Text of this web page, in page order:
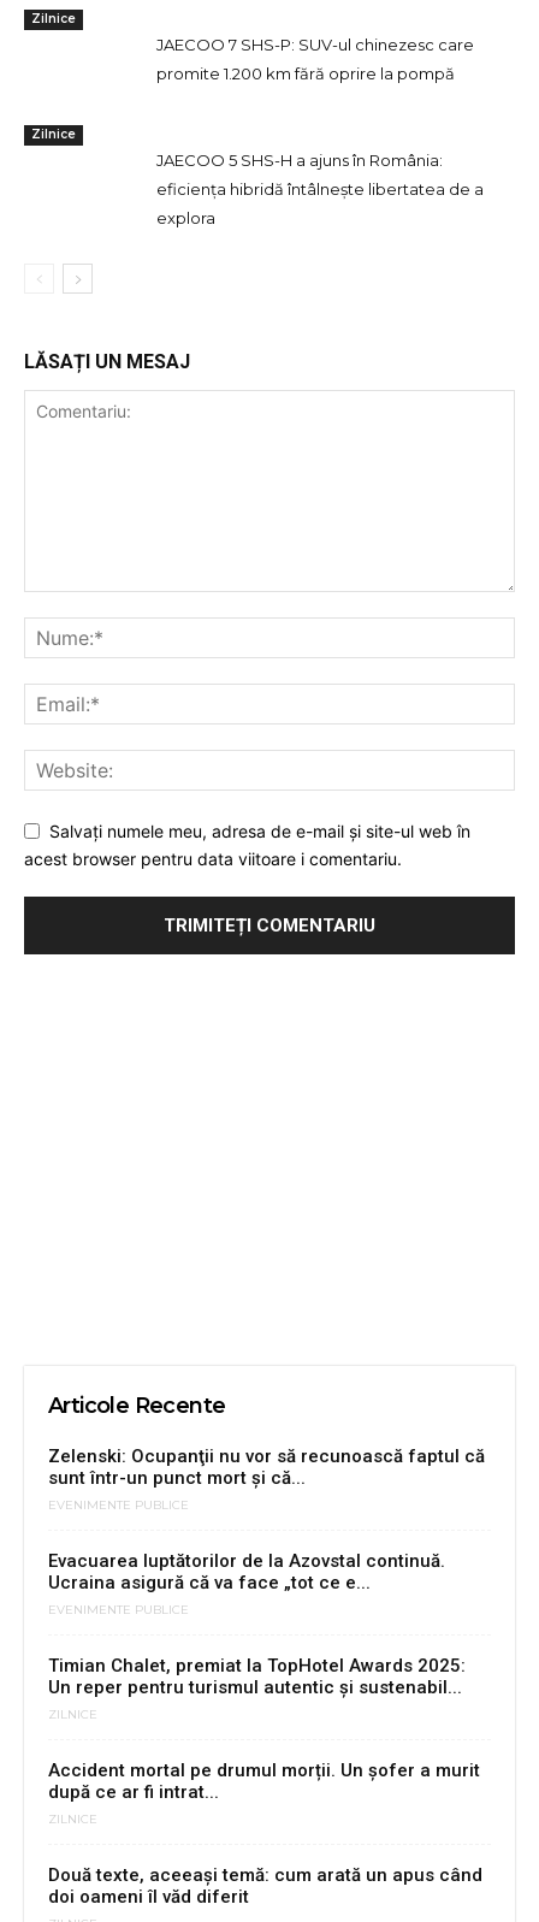
Zilnice
JAECOO 7 SHS-P: SUV-ul chinezesc care
promite 1.200 km fără oprire la pompă
Zilnice
JAECOO 5 SHS-H a ajuns în România:
eficiența hibridă întâlnește libertatea de a
explora
LĂSAȚI UN MESAJ
Salvați numele meu, adresa de e-mail și site-ul web în
acest browser pentru data viitoare i comentariu.
Articole Recente
Zelenski: Ocupanţii nu vor să recunoască faptul că
sunt într-un punct mort şi că...
EVENIMENTE PUBLICE
Evacuarea luptătorilor de la Azovstal continuă.
Ucraina asigură că va face „tot ce e...
EVENIMENTE PUBLICE
Timian Chalet, premiat la TopHotel Awards 2025:
Un reper pentru turismul autentic și sustenabil...
ZILNICE
Accident mortal pe drumul morții. Un șofer a murit
după ce ar fi intrat...
ZILNICE
Două texte, aceeași temă: cum arată un apus când
doi oameni îl văd diferit